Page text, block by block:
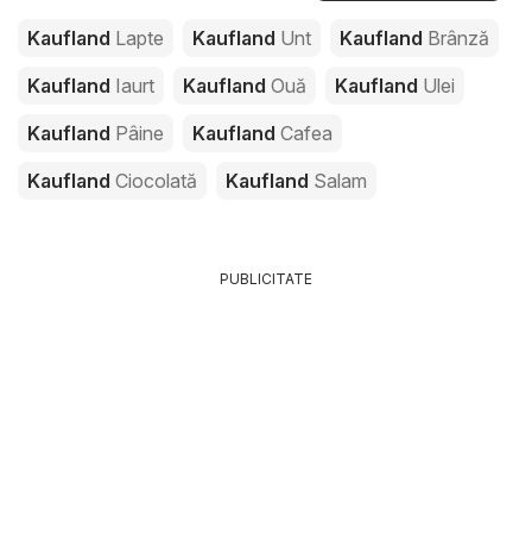
Kaufland Lapte Kaufland Unt Kaufland Brânză
Kaufland Iaurt Kaufland Ouă Kaufland Ulei
Kaufland Pâine Kaufland Cafea
Kaufland Ciocolată Kaufland Salam
PUBLICITATE